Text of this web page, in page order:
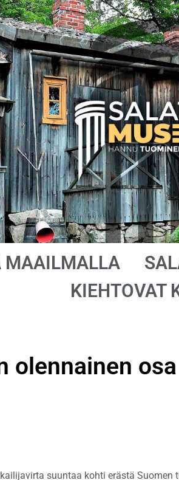
MAAILMALLA
KIEHTOVAT
olennainen
suuntaa kohti erästä